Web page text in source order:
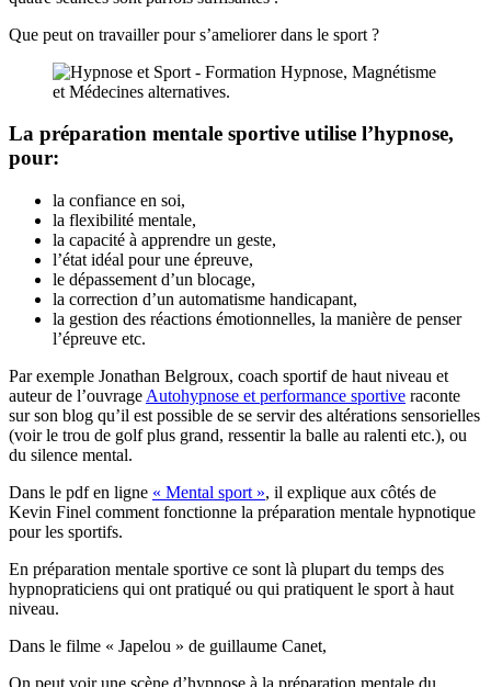
Que peut on travailler pour s’ameliorer dans le sport ?
La préparation mentale sportive utilise l’hypnose,
pour:
la confiance en soi,
la flexibilité mentale,
la capacité à apprendre un geste,
l’état idéal pour une épreuve,
le dépassement d’un blocage,
la correction d’un automatisme handicapant,
la gestion des réactions émotionnelles, la manière de penser
l’épreuve etc.
Par exemple Jonathan Belgroux, coach sportif de haut niveau et
auteur de l’ouvrage Autohypnose et performance sportive raconte
sur son blog qu’il est possible de se servir des altérations sensorielles
(voir le trou de golf plus grand, ressentir la balle au ralenti etc.), ou
du silence mental.
Dans le pdf en ligne « Mental sport », il explique aux côtés de
Kevin Finel comment fonctionne la préparation mentale hypnotique
pour les sportifs.
En préparation mentale sportive ce sont là plupart du temps des
hypnopraticiens qui ont pratiqué ou qui pratiquent le sport à haut
niveau.
Dans le filme « Japelou » de guillaume Canet,
On peut voir une scène d’hypnose à la préparation mentale du